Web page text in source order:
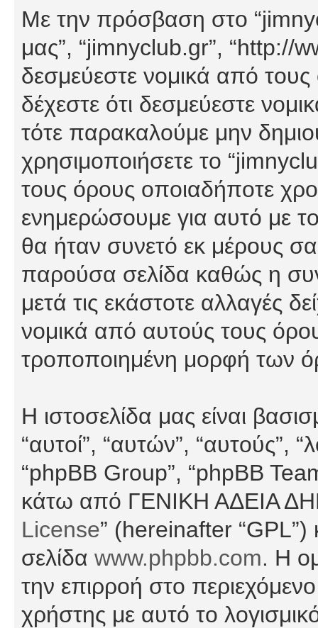
Με την πρόσβαση στο
μας”, “jimnyclub.gr”, “http://
δεσμεύεστε νομικά από
δέχεστε ότι δεσμεύεστε
τότε παρακαλούμε μην
χρησιμοποιήσετε το
τους όρους οποιαδήποτε
ενημερώσουμε για αυτό με
θα ήταν συνετό εκ μέρους
παρούσα σελίδα καθώς η
μετά τις εκάστοτε αλλαγές
νομικά από αυτούς τους
τροποποιημένη μορφή των
Η ιστοσελίδα μας είναι
“αυτοί”, “αυτών”, “αυτούς”,
“phpBB Group”, “phpBB
κάτω από ΓΕΝΙΚΗ ΑΔΕΙΑ
License” (hereinafter “GPL”)
σελίδα www.phpbb.com. Η
την επιρροή στο
χρήστης με αυτό το